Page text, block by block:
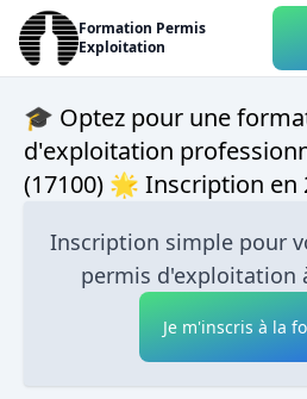
Formation Permis
Exploitation
🎓 Optez pour une
d'exploitation
(17100) 🌟 Inscription en
Inscription simple pour
permis d'exploitation
Je m'inscris à la